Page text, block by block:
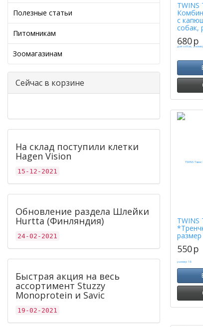
Полезные статьи
Питомникам
Зоомагазинам
Сейчас в корзине
На склад поступили клетки
Hagen Vision
15-12-2021
Обновление раздела Шлейки
Hurtta (Финляндия)
24-02-2021
Быстрая акция на весь
ассортимент Stuzzy
Monoprotein и Savic
19-02-2021
TWINS
с
собак,
680p
TWINS
размер
550p